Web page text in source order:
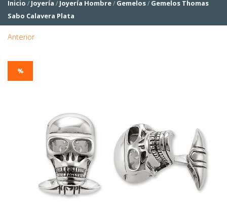
Inicio / Joyería / Joyería Hombre/ Gemelos/ Gemelos Thomas
Sabo Calavera Plata
Anterior
%